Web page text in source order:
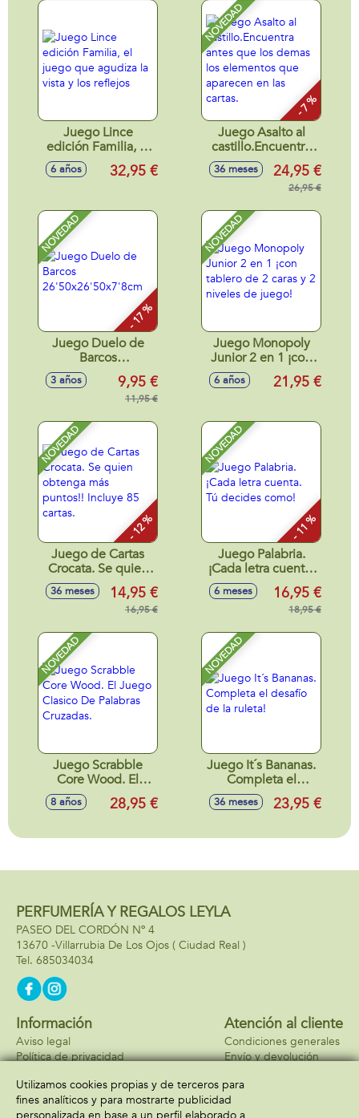
Juego Lince
edición Familia, el
juego que agudiza
la vista y los reflejos
6 años 32,95 €
NOVEDAD
- 7 %
Juego Asalto al
castillo.Encuentra
antes que los
demas los
elementos que
cartas.
36 meses 24,95 €
26,95 €
NOVEDAD
- 17 %
Juego Duelo de
Barcos
26'50x26'50x7'8cm
3 años 9,95 €
11,95 €
NOVEDAD
Juego Monopoly
Junior 2 en 1 ¡con
tablero de 2 caras y
2 niveles de juego!
6 años 21,95 €
NOVEDAD
- 12 %
Juego de Cartas
Crocata. Se quien
obtenga más
puntos!! Incluye 85
36 meses 14,95 €
16,95 €
NOVEDAD
- 11 %
Juego Palabria.
¡Cada letra cuenta.
Tú decides como!
6 meses 16,95 €
18,95 €
NOVEDAD
Juego Scrabble
Core Wood. El
Juego Clasico De
Palabras Cruzadas.
8 años 28,95 €
NOVEDAD
Juego It´s Bananas.
Completa el
desafío de la ruleta!
36 meses 23,95 €
PERFUMERÍA Y REGALOS LEYLA
PASEO DEL CORDÓN Nº 4
13670 -Villarrubia De Los Ojos ( Ciudad Real )
685034034
Información
Aviso legal
Política de privacidad
Atención al cliente
Condiciones generales
Envío y devolución
Formas de pago
Utilizamos cookies propias y de terceros para
fines analíticos y para mostrarte publicidad